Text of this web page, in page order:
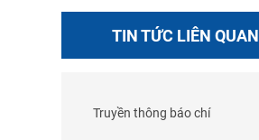
Thiết bị công nghệ cao
TIN TỨC LIÊN QUAN
Truyền thông báo chí